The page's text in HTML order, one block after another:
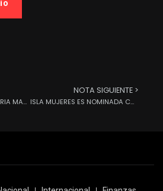
LILI CAMPOS INVITA A FERIA MASIVA DEL EMPLEO
NOTA SIGUIENTE >
ISLA MUJERES ES NOMINADA COMO DESTINO INSULAR LÍDER EN EL MUNDO EN LOS WORLD TRAVEL AWARDS